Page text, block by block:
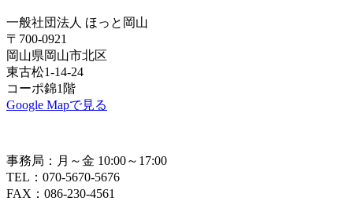
一般社団法人 ほっと岡山
〒700-0921
岡山県岡山市北区
東古松1-14-24
コーポ錦1階
Google Mapで見る
事務局：月～金 10:00～17:00
TEL：070-5670-5676
FAX：086-230-4561